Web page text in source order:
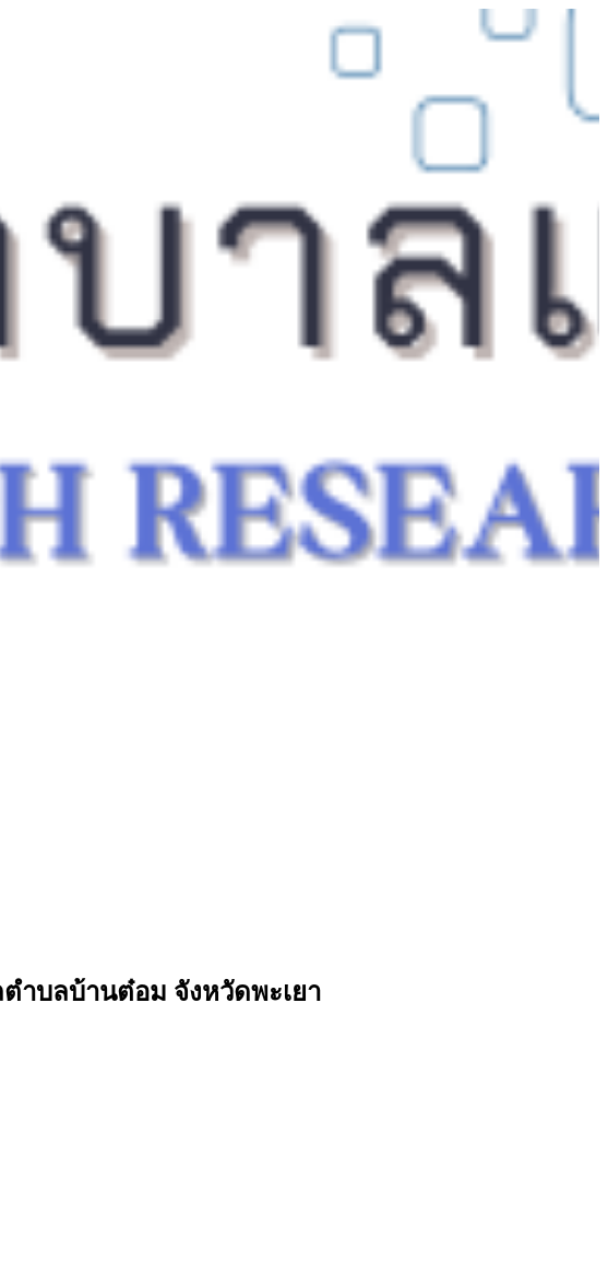
ำบลบ้านต๋อม จังหวัดพะเยา